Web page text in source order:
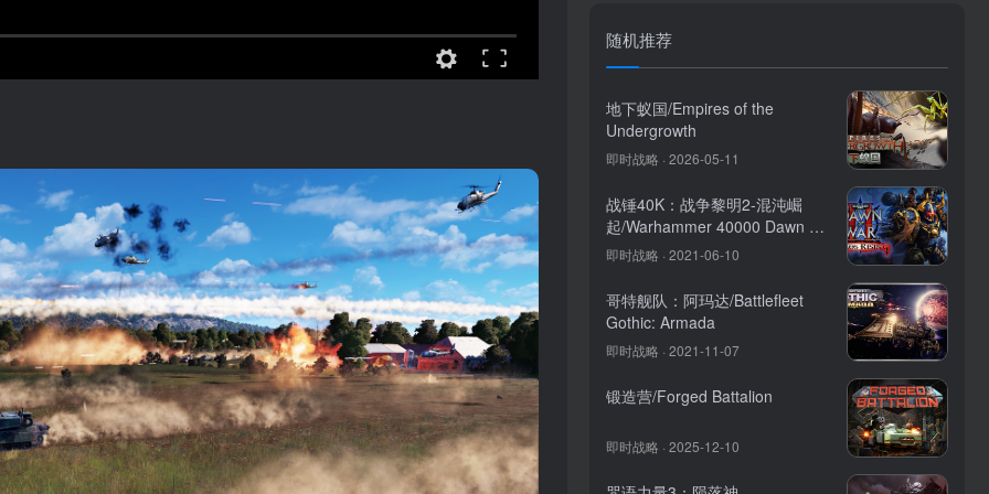
随机推荐
地下蚁国/Empires of the
Undergrowth
即时战略 · 2026-05-11
战锤40K：战争黎明2-混沌崛
起/Warhammer 40000 Dawn of
War 2 Chaos Rising
即时战略 · 2021-06-10
哥特舰队：阿玛达/Battlefleet
Gothic: Armada
即时战略 · 2021-11-07
锻造营/Forged Battalion
即时战略 · 2025-12-10